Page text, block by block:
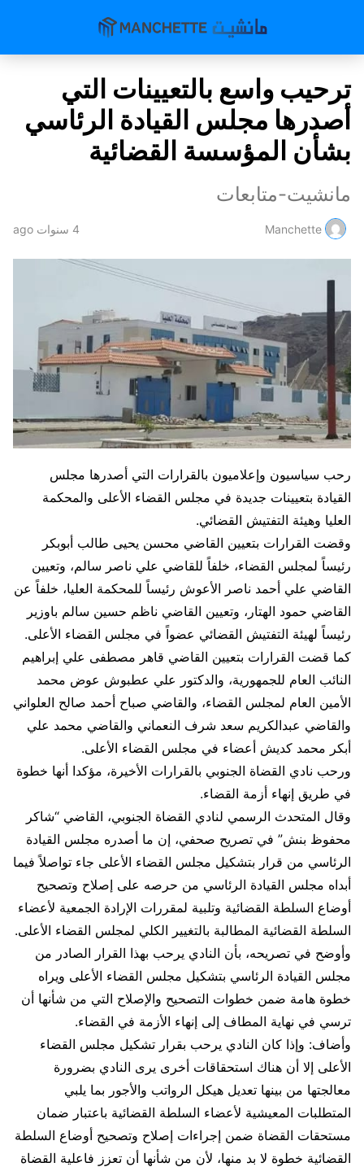
ترحيب واسع بالتعيينات التي
أصدرها مجلس القيادة الرئاسي
بشأن المؤسسة القضائية
مانشيت-متابعات
Manchette 4 سنوات ago
رحب سياسيون وإعلاميون بالقرارات التي أصدرها مجلس
القيادة بتعيينات جديدة في مجلس القضاء الأعلى والمحكمة
العليا وهيئة التفتيش القضائي.
وقضت القرارات بتعيين القاضي محسن يحيى طالب أبوبكر
رئيساً لمجلس القضاء، خلفاً للقاضي علي ناصر سالم، وتعيين
القاضي علي أحمد ناصر الأعوش رئيساً للمحكمة العليا، خلفاً عن
القاضي حمود الهتار، وتعيين القاضي ناظم حسين سالم باوزير
رئيساً لهيئة التفتيش القضائي عضواً في مجلس القضاء الأعلى.
كما قضت القرارات بتعيين القاضي قاهر مصطفى علي إبراهيم
النائب العام للجمهورية، والدكتور علي عطبوش عوض محمد
الأمين العام لمجلس القضاء، والقاضي صباح أحمد صالح العلواني
والقاضي عبدالكريم سعد شرف النعماني والقاضي محمد علي
أبكر محمد كديش أعضاء في مجلس القضاء الأعلى.
ورحب نادي القضاة الجنوبي بالقرارات الأخيرة، مؤكدا أنها خطوة
في طريق إنهاء أزمة القضاء.
وقال المتحدث الرسمي لنادي القضاة الجنوبي، القاضي “شاكر
محفوظ بنش” في تصريح صحفي، إن ما أصدره مجلس القيادة
الرئاسي من قرار بتشكيل مجلس القضاء الأعلى جاء تواصلاً فيما
أبداه مجلس القيادة الرئاسي من حرصه على إصلاح وتصحيح
أوضاع السلطة القضائية وتلبية لمقررات الإرادة الجمعية لأعضاء
السلطة القضائية المطالبة بالتغيير الكلي لمجلس القضاء الأعلى.
وأوضح في تصريحه، بأن النادي يرحب بهذا القرار الصادر من
مجلس القيادة الرئاسي بتشكيل مجلس القضاء الأعلى ويراه
خطوة هامة ضمن خطوات التصحيح والإصلاح التي من شأنها أن
ترسي في نهاية المطاف إلى إنهاء الأزمة في القضاء.
وأضاف: وإذا كان النادي يرحب بقرار تشكيل مجلس القضاء
الأعلى إلا أن هناك استحقاقات أخرى يرى النادي بضرورة
معالجتها من بينها تعديل هيكل الرواتب والأجور بما يلبي
المتطلبات المعيشية لأعضاء السلطة القضائية باعتبار ضمان
مستحقات القضاة ضمن إجراءات إصلاح وتصحيح أوضاع السلطة
القضائية خطوة لا بد منها، لأن من شأنها أن تعزز فاعلية القضاة